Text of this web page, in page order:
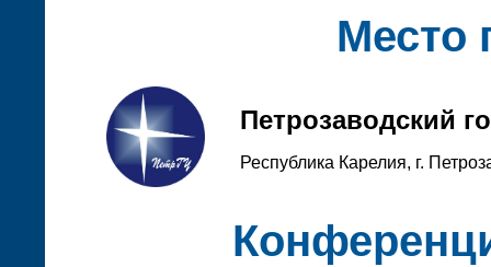
Место
Петрозаводский
Республика Карелия, г.